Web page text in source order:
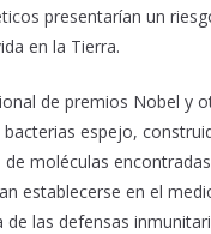
presentarían un
en la Tierra.
de premios Nobel y
espejo,
moléculas
establecerse en el
de las defensas